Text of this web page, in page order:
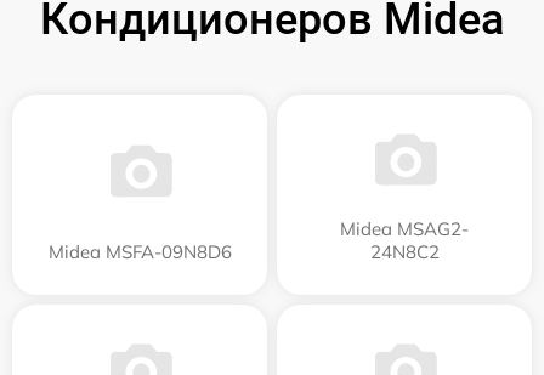
Кондиционеров Midea
Midea MSFA-09N8D6
Midea MSAG2-
24N8C2